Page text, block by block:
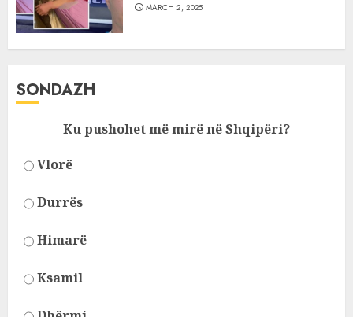
MARCH 2, 2025
SONDAZH
Ku pushohet më mirë në Shqipëri?
Vlorë
Durrës
Himarë
Ksamil